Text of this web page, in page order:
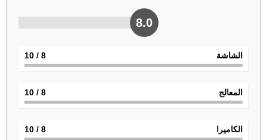
8.0
الشاشة 8
/ 10
المعالج 8
/ 10
الكاميرا 8
/ 10